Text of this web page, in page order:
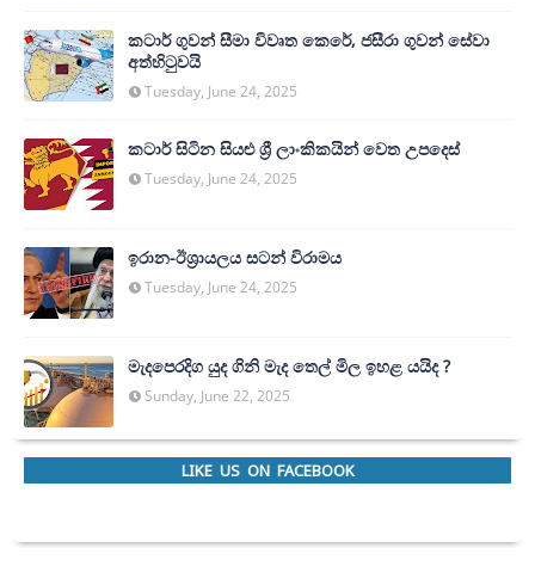
කටාර් ගුවන් සීමා විවෘත කෙරේ, ජසීරා ගුවන් සේවා
අත්හි‍ටුවයි
Tuesday, June 24, 2025
කටාර් සිටින සියළු ශ්‍රී ලාංකිකයින් වෙත උපදෙස්
Tuesday, June 24, 2025
ඉරාන-ඊශ්‍රායලය සටන් විරාමය
Tuesday, June 24, 2025
මැදපෙරදිග යුද ගිනි මැද තෙල් මිල ඉහළ යයිද ?
Sunday, June 22, 2025
LIKE US ON FACEBOOK